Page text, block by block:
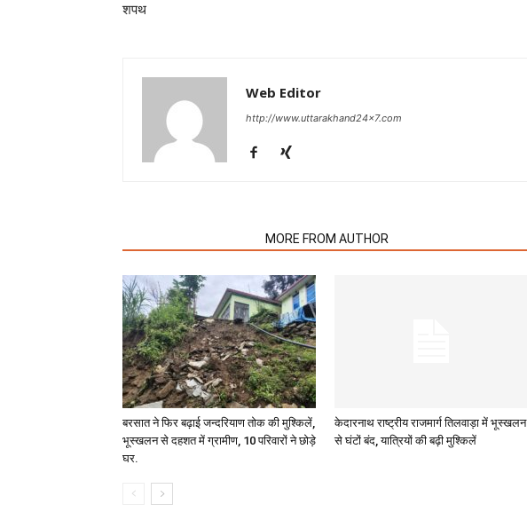
शपथ
Web Editor
http://www.uttarakhand24x7.com
MORE FROM AUTHOR
बरसात ने फिर बढ़ाई जन्दरियाण तोक की मुश्किलें,
भूस्खलन से दहशत में ग्रामीण, 10 परिवारों ने छोड़े
घर.
केदारनाथ राष्ट्रीय राजमार्ग तिलवाड़ा में भूस्खलन
से घंटों बंद, यात्रियों की बढ़ी मुश्किलें